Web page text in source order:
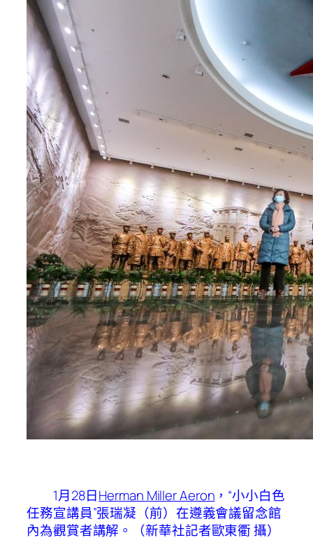
1月28日Herman Miller Aeron ，“小小白色
任務宣講員”張瑞凝（前）在遵義會議留念館
內為觀賞者講解。（新華社記者歐東衢 攝）